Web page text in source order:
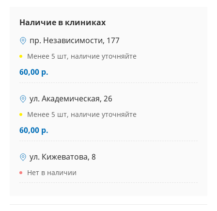
Наличие в клиниках
пр. Независимости, 177
Менее 5 шт, наличие уточняйте
60,00 р.
ул. Академическая, 26
Менее 5 шт, наличие уточняйте
60,00 р.
ул. Кижеватова, 8
Нет в наличии